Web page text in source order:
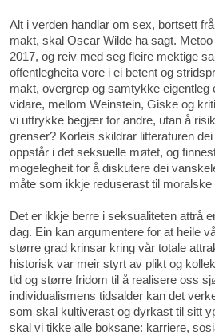
Alt i verden handlar om sex, bortsett
makt, skal Oscar Wilde ha sagt.
2017, og reiv med seg fleire mektige
offentlegheita vore i ei betent og
makt, overgrep og samtykke eigentleg
vidare, mellom Weinstein, Giske og
vi uttrykke begjær for andre, utan å
grenser? Korleis skildrar litteraturen
oppstår i det seksuelle møtet, og
mogelegheit for å diskutere dei
måte som ikkje reduserast til moralske
Det er ikkje berre i seksualiteten attrå
dag. Ein kan argumentere for at heile
større grad krinsar kring vår totale
historisk var meir styrt av plikt og
tid og større fridom til å realisere oss
individualismens tidsalder kan det
som skal kultiverast og dyrkast til sitt
skal vi tikke alle boksane: karriere,